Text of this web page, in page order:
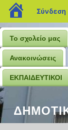
blogs.sch.gr
Σύνδεση
Το σχολείο μας
Ανακοινώσεις
ΕΚΠΑΙΔΕΥΤΙΚΟΙ